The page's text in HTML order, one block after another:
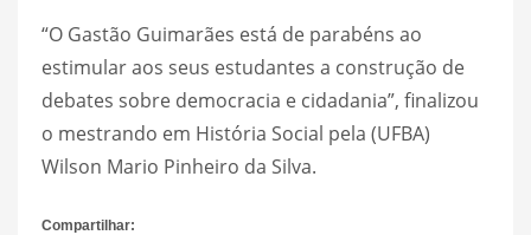
“O Gastão Guimarães está de parabéns ao
estimular aos seus estudantes a construção de
debates sobre democracia e cidadania”, finalizou
o mestrando em História Social pela (UFBA)
Wilson Mario Pinheiro da Silva.
Compartilhar: